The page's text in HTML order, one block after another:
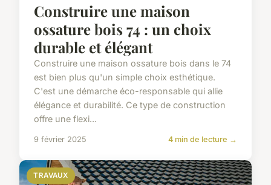
Construire une maison
ossature bois 74 : un choix
durable et élégant
Construire une maison ossature bois dans le 74
est bien plus qu'un simple choix esthétique.
C'est une démarche éco-responsable qui allie
élégance et durabilité. Ce type de construction
offre une flexi...
9 février 2025 4 min de lecture →
TRAVAUX